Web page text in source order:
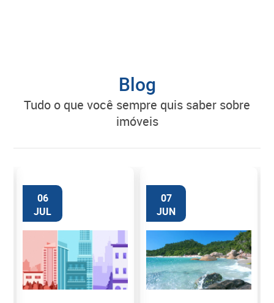
Blog
tudo o que você sempre quis saber sobre
imóveis
06
JUL
07
JUN